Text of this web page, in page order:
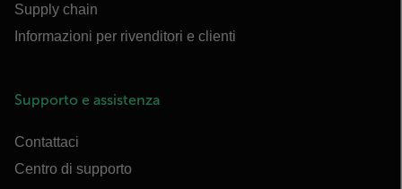
Supply chain
Informazioni per rivenditori e clienti
Supporto e assistenza
Contattaci
Centro di supporto